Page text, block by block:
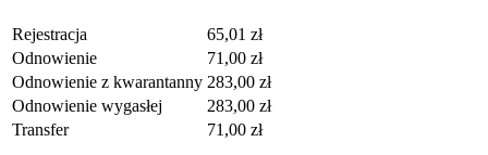
Rejestracja
65,01 zł
Odnowienie
71,00 zł
Odnowienie z kwarantanny 283,00 zł
Odnowienie wygasłej
283,00 zł
Transfer
71,00 zł